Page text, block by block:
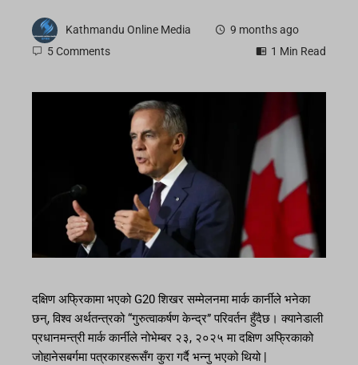
Kathmandu Online Media
9 months ago
5 Comments
1 Min Read
दक्षिण अफ्रिकामा भएको G20 शिखर सम्मेलनमा मार्क कार्नीले भनेका
छन्, विश्व अर्थतन्त्रको “गुरुत्वाकर्षण केन्द्र” परिवर्तन हुँदैछ। क्यानेडाली
प्रधानमन्त्री मार्क कार्नीले नोभेम्बर २३, २०२५ मा दक्षिण अफ्रिकाको
जोहानेसबर्गमा पत्रकारहरूसँग कुरा गर्दै भन्नु भएको थियो |